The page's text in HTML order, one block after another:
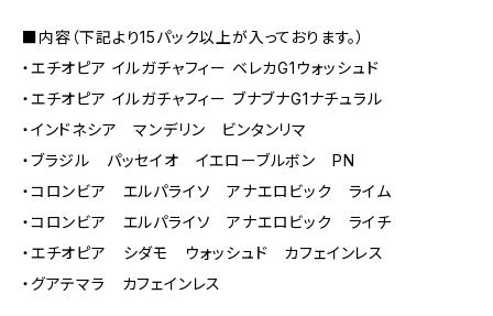
■内容（下記より15パック以上が入っております。）
・エチオピア イルガチャフィー ベレカG1ウォッシュド
・エチオピア イルガチャフィー ブナブナG1ナチュラル
・インドネシア マンデリン ビンタンリマ
・ブラジル パッセイオ イエローブルボン PN
・コロンビア エルパライソ アナエロビック ライム
・コロンビア エルパライソ アナエロビック ライチ
・エチオピア シダモ ウォッシュド カフェインレス
・グアテマラ カフェインレス